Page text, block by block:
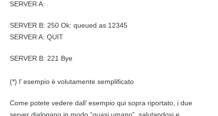
SERVER A: .
SERVER B: 250 Ok: queued as 12345
SERVER A: QUIT
SERVER B: 221 Bye
(*) l’ esempio è volutamente semplificato
Come potete vedere dall’ esempio qui sopra riportato, i due
server dialogano in modo “quasi umano”, salutandosi e